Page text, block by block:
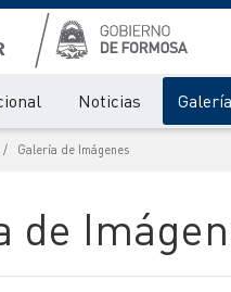
Noticias
Galería de Imágenes
de